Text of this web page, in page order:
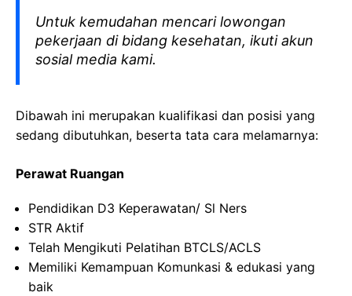
Untuk kemudahan mencari lowongan
pekerjaan di bidang kesehatan, ikuti akun
sosial media kami.
Dibawah ini merupakan kualifikasi dan posisi yang
sedang dibutuhkan, beserta tata cara melamarnya:
Perawat Ruangan
Pendidikan D3 Keperawatan/ Sl Ners
STR Aktif
Telah Mengikuti Pelatihan BTCLS/ACLS
Memiliki Kemampuan Komunkasi & edukasi yang
baik